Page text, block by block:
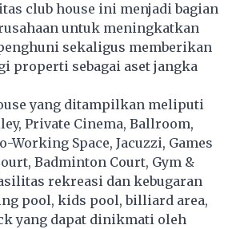
club house ini menjadi bagian
untuk meningkatkan
sekaligus memberikan
properti sebagai aset jangka
yang ditampilkan meliputi
Private Cinema, Ballroom,
Working Space, Jacuzzi, Games
Badminton Court, Gym &
rekreasi dan kebugaran
pool, kids pool, billiard area,
yang dapat dinikmati oleh